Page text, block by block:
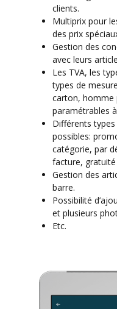
clients.
Multiprix pour
des prix
Gestion des
avec leurs
Les TVA, les
types de
carton, homme
paramétrables
Différents
possibles:
catégorie, par
facture, gratuité
Gestion des
barre.
Possibilité
et plusieurs
Etc.